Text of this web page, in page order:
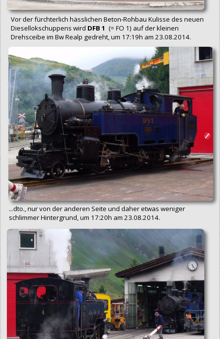
Vor der fürchterlich hässlichen Beton-Rohbau Kulisse des neuen
Diesellokschuppens wird DFB 1 (= FO 1) auf der kleinen
Drehsceibe im Bw Realp gedreht, um 17:19h am 23.08.2014.
...dto., nur von der anderen Seite und daher etwas weniger
schlimmer Hintergrund, um 17:20h am 23.08.2014.